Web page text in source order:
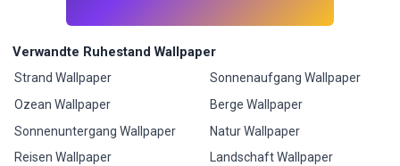
Verwandte Ruhestand Wallpaper
Strand Wallpaper
Ozean Wallpaper
Sonnenuntergang Wallpaper
Reisen Wallpaper
Sonnenaufgang Wallpaper
Berge Wallpaper
Natur Wallpaper
Landschaft Wallpaper